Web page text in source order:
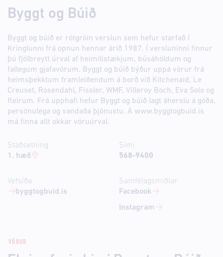
Byggt og Búið
Byggt og búið er rótgróin verslun sem hefur starfað í
Kringlunni frá opnun hennar árið 1987. Í versluninni finnur
þú fjölbreytt úrval af heimilistækjum, búsáhöldum og
fallegum gjafavörum. Byggt og búið býður uppá vörur frá
heimsþekktum framleiðendum á borð við Kitchenaid, Le
Creuset, Rosendahl, Fissler, WMF, Villeroy Boch, Eva Solo og
fleirum. Frá upphafi hefur Byggt og búið lagt áherslu á góða,
persónulega og vandaða þjónustu. Á www.byggtogbuid.is
má finna allt okkar vöruúrval.
Staðsetning
1. hæð
Vefsíða
byggtogbuid.is
Sími
568-9400
Samfélagsmiðlar
Facebook
Instagram
VÖRUR